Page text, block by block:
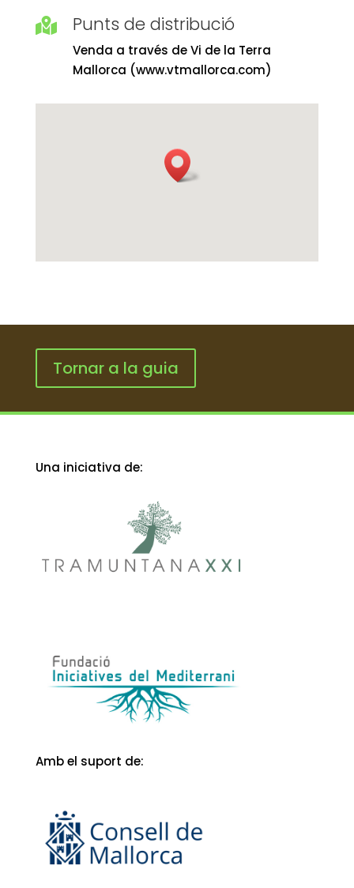
 Punts de distribució
Venda a través de Vi de la Terra
Mallorca (www.vtmallorca.com)
Tornar a la guia
Una iniciativa de:
Amb el suport de: